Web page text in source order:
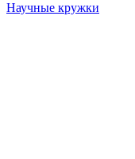
Научные кружки